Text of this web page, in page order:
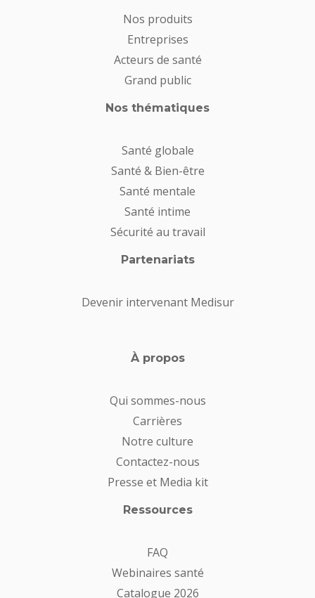
Nos produits
Entreprises
Acteurs de santé
Grand public
Nos thématiques
Santé globale
Santé & Bien-être
Santé mentale
Santé intime
Sécurité au travail
Partenariats
Devenir intervenant Medisur
À propos
Qui sommes-nous
Carrières
Notre culture
Contactez-nous
Presse et Media kit
Ressources
FAQ
Webinaires santé
Catalogue 2026